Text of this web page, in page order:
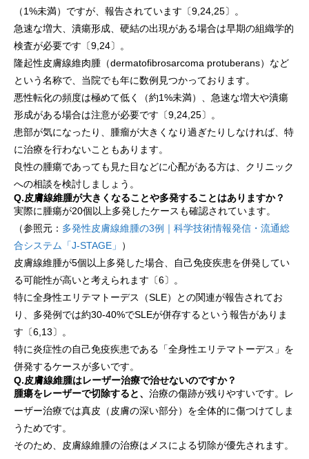
（1%未満）ですが、報告されています〔9,24,25〕。
急速な増大、潰瘍形成、硬結の出現がある場合は早期の組織学的
検査が必要です〔9,24〕。
隆起性皮膚線維肉腫（dermatofibrosarcoma protuberans）など
という名称で、当院でも年に数例見つかっております。
悪性転化の頻度は極めて低く（約1%未満）、急速な増大や潰瘍
形成がある場合は注意が必要です〔9,24,25〕。
患部が気になったり、腫瘤が大きくなり過ぎたりしなければ、特
に治療を行わないこともあります。
良性の腫瘍であっても見た目などに心配がある方は、クリニック
への相談を検討しましょう。
Q.皮膚線維腫が大きくなることや多発することはありますか？
実際に腫瘍が20個以上多発したケースも確認されています。
（参照元： 多発性皮膚線維腫の3例｜科学技術情報発信・流通総
合システム「J-STAGE」
）
皮膚線維腫が5個以上多発した場合、自己免疫疾患を併発してい
る可能性が高いと考えられます〔6〕。
特に全身性エリテマトーデス（SLE）との関連が報告されてお
り、多発例では約30-40%でSLEが併存するという報告がありま
す〔6,13〕。
特に炎症性の自己免疫疾患である「全身性エリテマトーデス」を
併発するケースが多いです。
Q.皮膚線維腫はレーザー治療で治せないのですか？
腫瘍をレーザーで切除すると、 治療の傷跡が残りやすいです。レ
ーザー治療では真皮（皮膚の深い部分）を全体的に傷つけてしま
うためです。
そのため、皮膚線維腫の治療はメスによる切除が優先されます。